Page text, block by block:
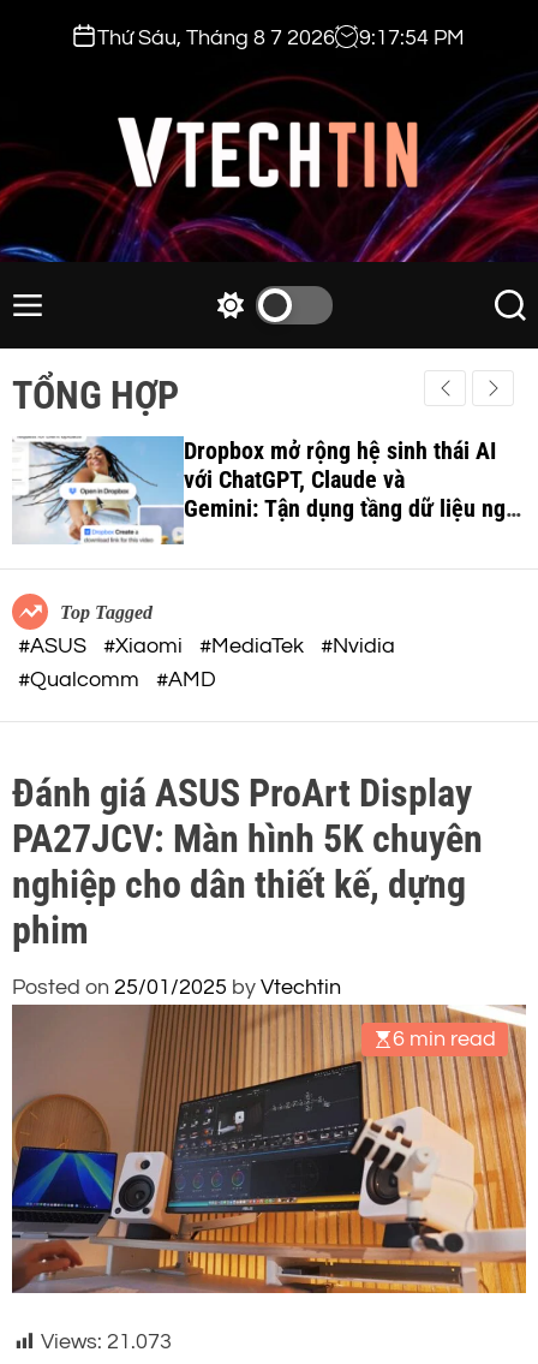
t
o
c
o
e
Thứ Sáu, Tháng 8 7 2026 9:17:56 PM
v
c
h
t
i
n
.
c
m
M
e
w
h
c
o
o
d
e
S
e
a
r
h
TỔNG HỢP
Dropbox mở rộng hệ sinh thái AI
với ChatGPT, Claude và
Gemini: Tận dụng tầng dữ liệu ngữ
cảnh để tối ưu hóa quy trình làm
việc AI
Top Tagged
#ASUS #Xiaomi #MediaTek
#Nvidia
#Qualcomm
#AMD
Đánh giá ASUS ProArt Display
PA27JCV: Màn hình 5K chuyên
nghiệp cho dân thiết kế, dựng
phim
Posted on 25/01/2025 by Vtechtin
6 min read
Views: 21.073